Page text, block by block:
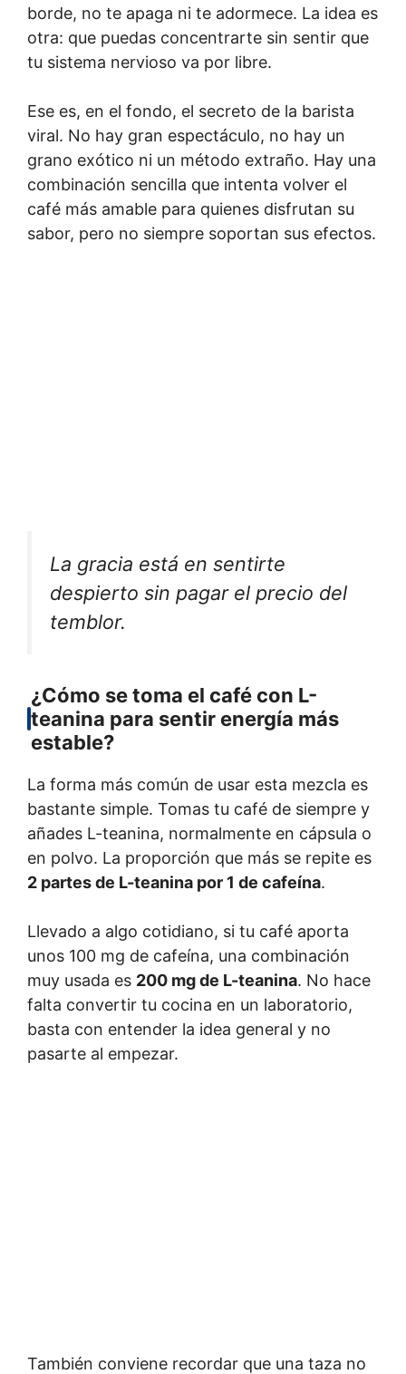
borde, no te apaga ni te adormece. La idea es
otra: que puedas concentrarte sin sentir que
tu sistema nervioso va por libre.
Ese es, en el fondo, el secreto de la barista
viral. No hay gran espectáculo, no hay un
grano exótico ni un método extraño. Hay una
combinación sencilla que intenta volver el
café más amable para quienes disfrutan su
sabor, pero no siempre soportan sus efectos.
La gracia está en sentirte
despierto sin pagar el precio del
temblor.
¿Cómo se toma el café con L-
teanina para sentir energía más
estable?
La forma más común de usar esta mezcla es
bastante simple. Tomas tu café de siempre y
añades L-teanina, normalmente en cápsula o
en polvo. La proporción que más se repite es
2 partes de L-teanina por 1 de cafeína.
Llevado a algo cotidiano, si tu café aporta
unos 100 mg de cafeína, una combinación
muy usada es 200 mg de L-teanina. No hace
falta convertir tu cocina en un laboratorio,
basta con entender la idea general y no
pasarte al empezar.
También conviene recordar que una taza no